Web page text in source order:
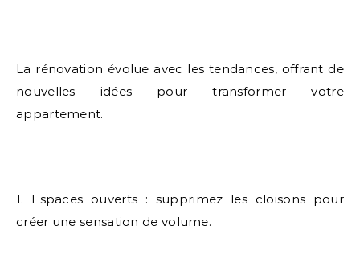
La rénovation évolue avec les tendances, offrant de
nouvelles idées pour transformer votre
appartement.
1. Espaces ouverts : supprimez les cloisons pour
créer une sensation de volume.